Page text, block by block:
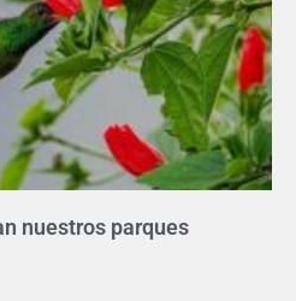
nuestros parques